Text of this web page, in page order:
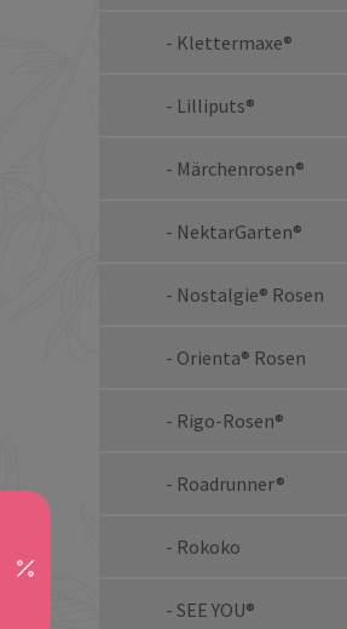
- Klettermaxe®
- Lilliputs®
- Märchenrosen®
- NektarGarten®
- Nostalgie® Rosen
- Orienta® Rosen
- Rigo-Rosen®
- Roadrunner®
- Rokoko
- SEE YOU®